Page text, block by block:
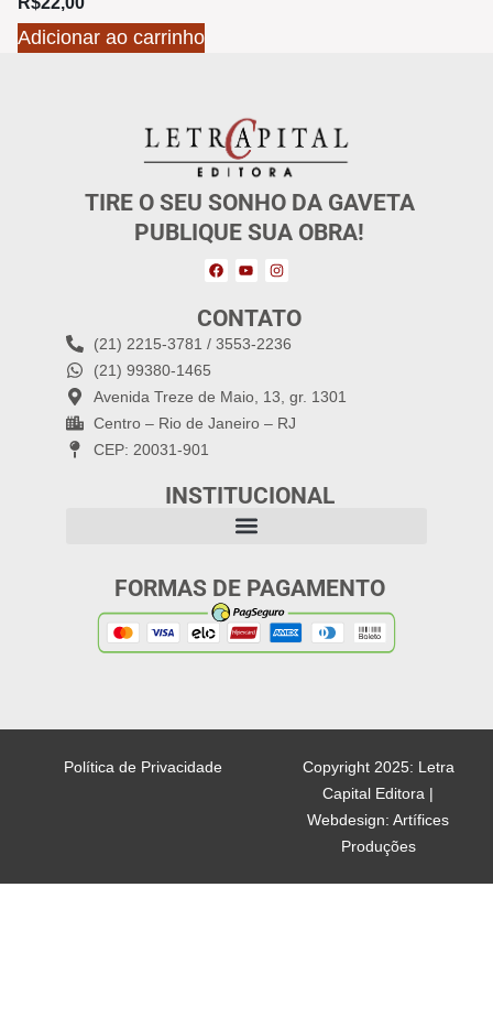
Adicionar ao carrinho
TIRE O SEU SONHO DA GAVETA
PUBLIQUE SUA OBRA!
CONTATO
(21) 2215-3781 / 3553-2236
(21) 99380-1465
Avenida Treze de Maio, 13, gr. 1301
Centro – Rio de Janeiro – RJ
CEP: 20031-901
INSTITUCIONAL
FORMAS DE PAGAMENTO
Copyright 2025: Letra
Capital Editora |
Webdesign: Artífices
Produções
Política de Privacidade